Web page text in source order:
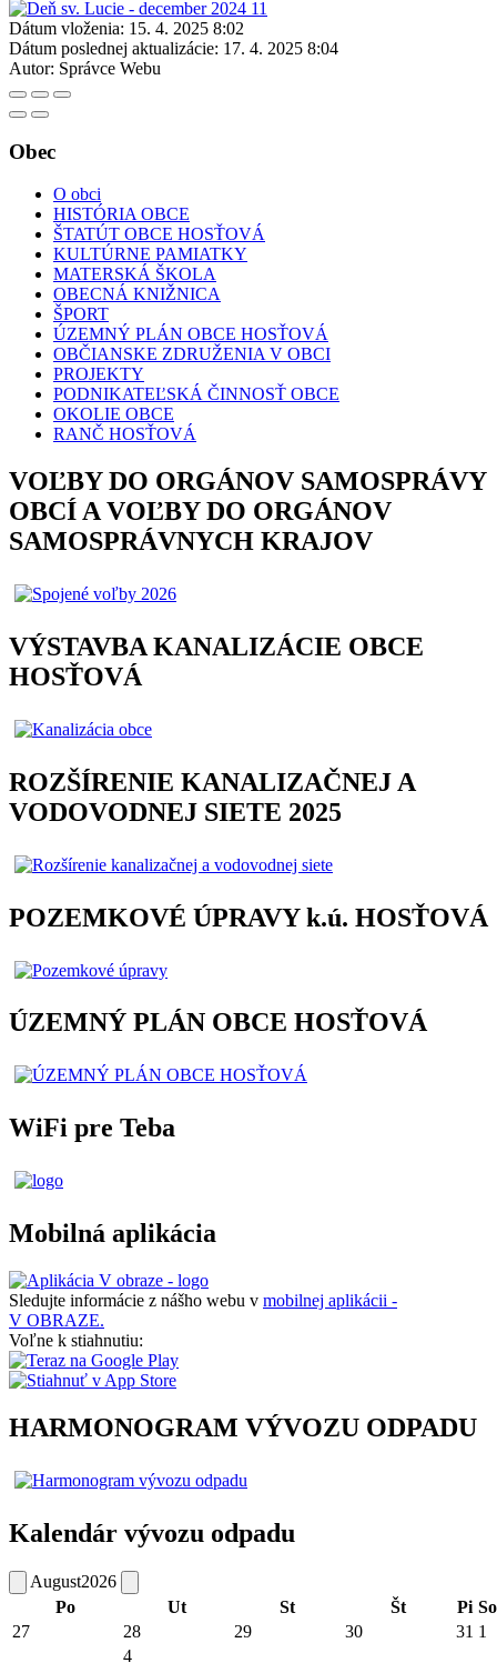
Dátum vloženia: 15. 4. 2025 8:02
Dátum poslednej aktualizácie: 17. 4. 2025 8:04
Autor: Správce Webu
Obec
O obci
HISTÓRIA OBCE
ŠTATÚT OBCE HOSŤOVÁ
KULTÚRNE PAMIATKY
MATERSKÁ ŠKOLA
OBECNÁ KNIŽNICA
ŠPORT
ÚZEMNÝ PLÁN OBCE HOSŤOVÁ
OBČIANSKE ZDRUŽENIA V OBCI
PROJEKTY
PODNIKATEĽSKÁ ČINNOSŤ OBCE
OKOLIE OBCE
RANČ HOSŤOVÁ
VOĽBY DO ORGÁNOV SAMOSPRÁVY
OBCÍ A VOĽBY DO ORGÁNOV
SAMOSPRÁVNYCH KRAJOV
VÝSTAVBA KANALIZÁCIE OBCE
HOSŤOVÁ
ROZŠÍRENIE KANALIZAČNEJ A
VODOVODNEJ SIETE 2025
POZEMKOVÉ ÚPRAVY k.ú. HOSŤOVÁ
ÚZEMNÝ PLÁN OBCE HOSŤOVÁ
WiFi pre Teba
Mobilná aplikácia
Sledujte informácie z nášho webu v mobilnej aplikácii -
V OBRAZE.
Voľne k stiahnutiu:
HARMONOGRAM VÝVOZU ODPADU
Kalendár vývozu odpadu
August2026
Po
Ut St Št Pi So
27
28 29 30 31 1
4